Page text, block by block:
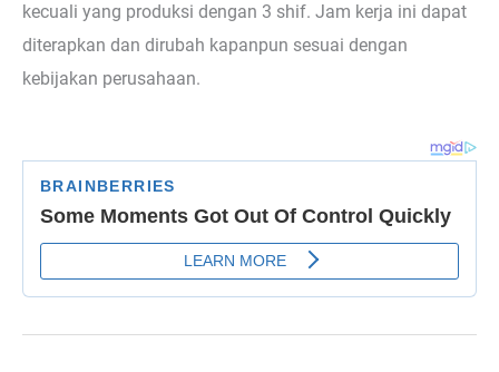
kecuali yang produksi dengan 3 shif. Jam kerja ini dapat
diterapkan dan dirubah kapanpun sesuai dengan
kebijakan perusahaan.